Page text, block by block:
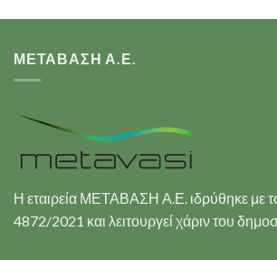
ΜΕΤΑΒΑΣΗ Α.Ε.
Η εταιρεία ΜΕΤΑΒΑΣΗ Α.Ε. ιδρύθηκε με
4872/2021 και λειτουργεί χάριν του